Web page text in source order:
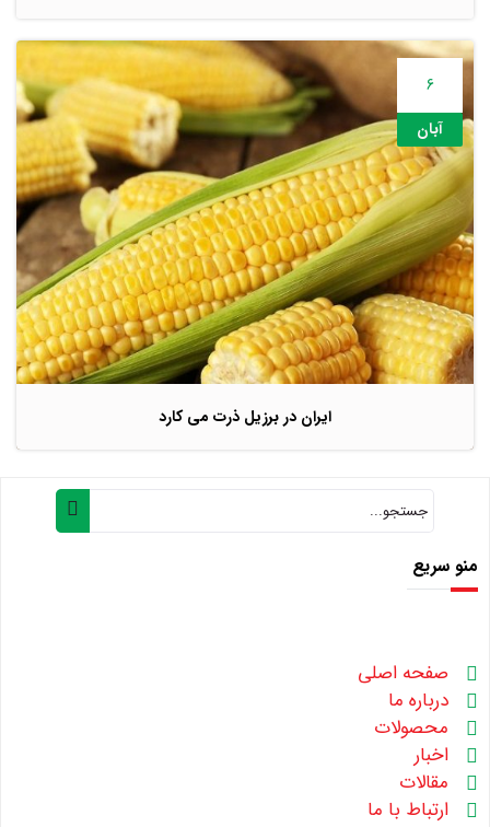
ایران در برزیل ذرت می کارد
6
آبان
منو سریع
صفحه اصلی
درباره ما
محصولات
اخبار
مقالات
ارتباط با ما